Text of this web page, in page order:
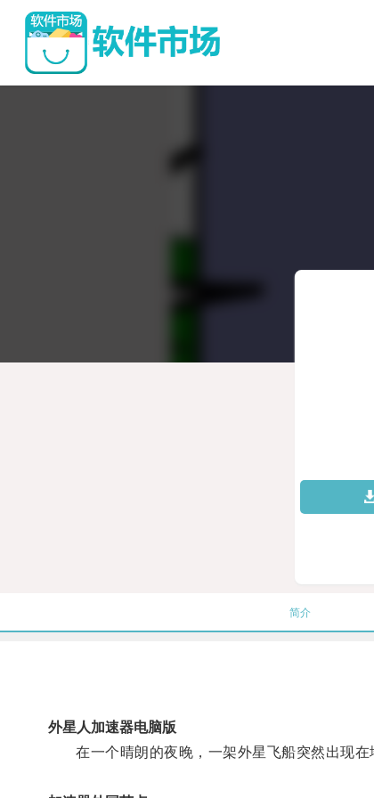
简介
外星人加速器电脑版
在一个晴朗的夜晚，一架外星飞船突然出现在